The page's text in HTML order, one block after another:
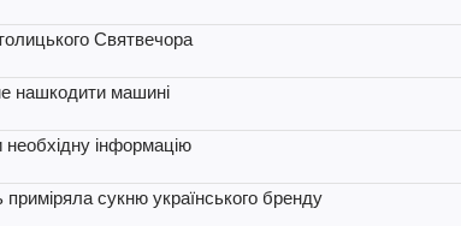
Святвечора
нашкодити машині
інформацію
сукню українського бренду